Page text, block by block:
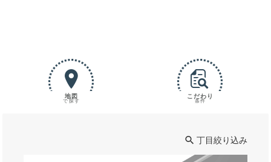
地図
で探す
こだわり
条件
丁目絞り込み